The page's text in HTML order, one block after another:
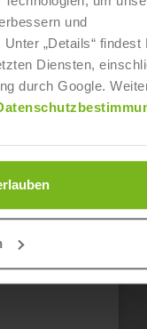
und
„Details“ findest
Diensten,
durch Google.
Bilk